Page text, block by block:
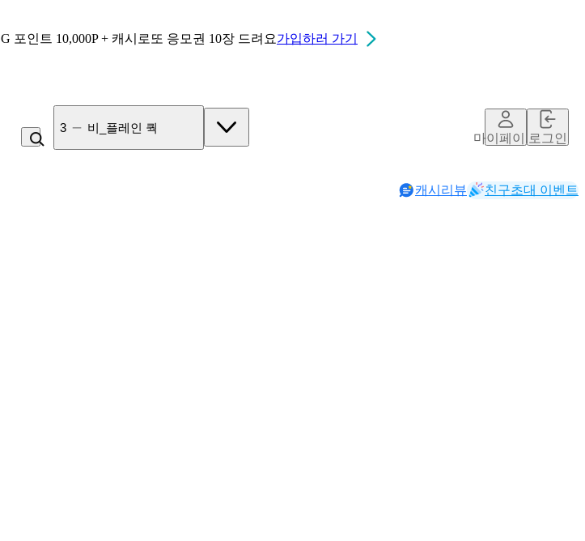
G 포인트 10,000P + 캐시로또 응모권 10장 드려요가입하러 가기
4 잡곡밥
마이페이지로그인
캐시리뷰 친구초대 이벤트